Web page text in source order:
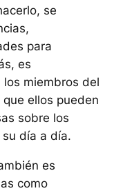
se
para
es
miembros del
ellos pueden
sobre los
día a día.
es
como